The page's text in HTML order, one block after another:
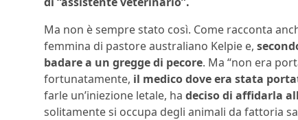
Ma non è sempre stato così. Come racconta
femmina di pastore australiano Kelpie e,
badare a un gregge di pecore. Ma “non era
fortunatamente, il medico dove era stata
farle un’iniezione letale, ha deciso di affidarla
solitamente si occupa degli animali da fattoria